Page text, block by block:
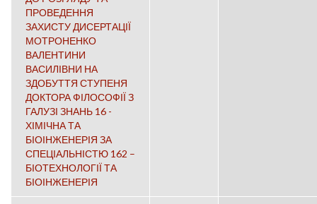
ПРОВЕДЕННЯ
ЗАХИСТУ ДИСЕРТАЦІЇ
МОТРОНЕНКО
ВАЛЕНТИНИ
ВАСИЛІВНИ НА
ЗДОБУТТЯ СТУПЕНЯ
ДОКТОРА ФІЛОСОФІЇ З
ГАЛУЗІ ЗНАНЬ 16 -
ХІМІЧНА ТА
БІОІНЖЕНЕРІЯ ЗА
СПЕЦІАЛЬНІСТЮ 162 –
БІОТЕХНОЛОГІЇ ТА
БІОІНЖЕНЕРІЯ